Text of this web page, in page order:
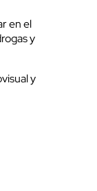
en el
y
y